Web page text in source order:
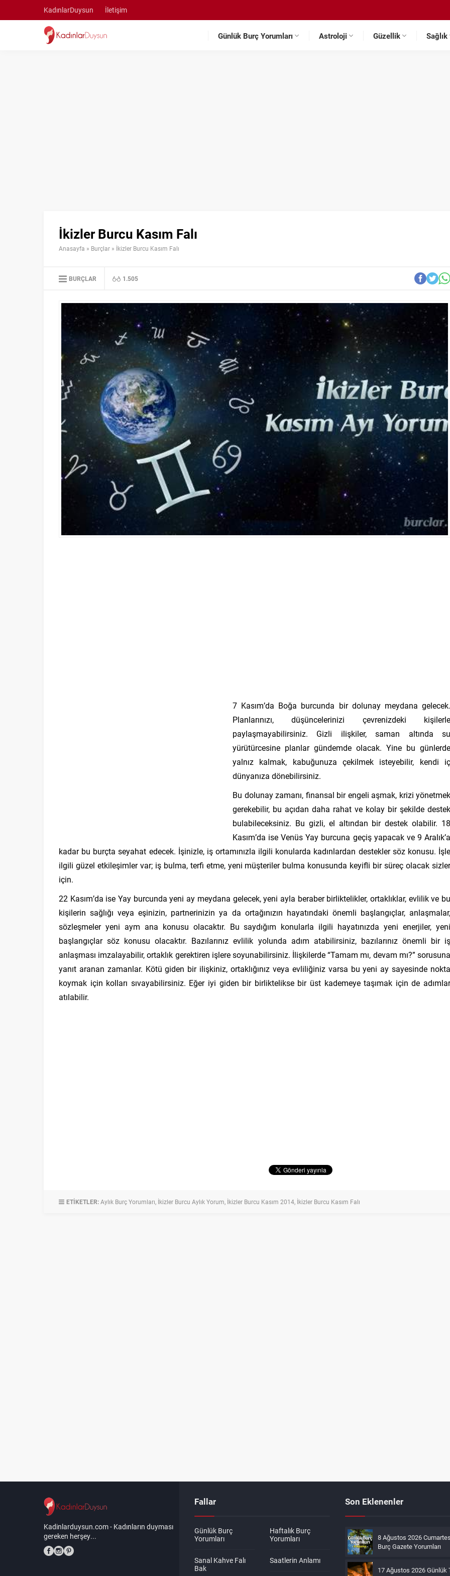
KadınlarDuysun İletişim
Günlük Burç Yorumları Astroloji Güzellik Sağlık
İkizler Burcu Kasım Falı
Anasayfa » Burçlar » İkizler Burcu Kasım Falı
BURÇLAR 1.505
7 Kasım’da Boğa burcunda bir dolunay meydana gelecek.
Planlarınızı, düşüncelerinizi çevrenizdeki kişilerle
paylaşmayabilirsiniz. Gizli ilişkiler, saman altında su
yürütürcesine planlar gündemde olacak. Yine bu günlerde
yalnız kalmak, kabuğunuza çekilmek isteyebilir, kendi iç
dünyanıza dönebilirsiniz.
Bu dolunay zamanı, finansal bir engeli aşmak, krizi yönetmek
gerekebilir, bu açıdan daha rahat ve kolay bir şekilde destek
bulabileceksiniz. Bu gizli, el altından bir destek olabilir. 18
Kasım’da ise Venüs Yay burcuna geçiş yapacak ve 9 Aralık’a
kadar bu burçta seyahat edecek. İşinizle, iş ortamınızla ilgili konularda kadınlardan destekler söz konusu. İşle
ilgili güzel etkileşimler var; iş bulma, terfi etme, yeni müşteriler bulma konusunda keyifli bir süreç olacak sizler
için.
22 Kasım’da ise Yay burcunda yeni ay meydana gelecek, yeni ayla beraber birliktelikler, ortaklıklar, evlilik ve bu
kişilerin sağlığı veya eşinizin, partnerinizin ya da ortağınızın hayatındaki önemli başlangıçlar, anlaşmalar,
sözleşmeler yeni aym ana konusu olacaktır. Bu saydığım konularla ilgili hayatınızda yeni enerjiler, yeni
başlangıçlar söz konusu olacaktır. Bazılarınız evlilik yolunda adım atabilirsiniz, bazılarınız önemli bir iş
anlaşması imzalayabilir, ortaklık gerektiren işlere soyunabilirsiniz. İlişkilerde “Tamam mı, devam mı?” sorusuna
yanıt aranan zamanlar. Kötü giden bir ilişkiniz, ortaklığınız veya evliliğiniz varsa bu yeni ay sayesinde nokta
koymak için kolları sıvayabilirsiniz. Eğer iyi giden bir birliktelikse bir üst kademeye taşımak için de adımlar
atılabilir.
ETİKETLER:Aylık Burç Yorumları, İkizler Burcu Aylık Yorum, İkizler Burcu Kasım 2014, İkizler Burcu Kasım Falı
Kadinlarduysun.com - Kadınların duyması
gereken herşey...
Fallar
Günlük Burç
Yorumları
Haftalık Burç
Yorumları
Sanal Kahve Falı
Bak
Saatlerin Anlamı
Son Eklenenler
8 Ağustos 2026
Burç Gazete Yorumları
17 Ağustos 2026 Günlük